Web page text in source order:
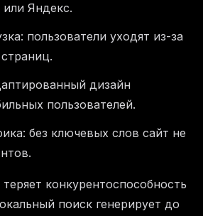
или Яндекс.
пользователи уходят из-за
дизайн
пользователей.
без ключевых слов сайт не
конкурентоспособность
поиск генерирует до